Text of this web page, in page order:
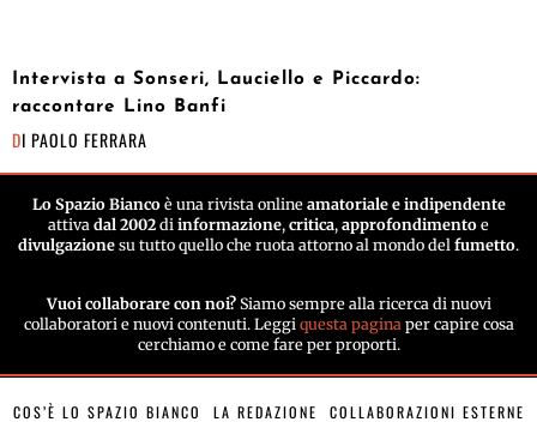
Intervista a Sonseri, Lauciello e Piccardo:
raccontare Lino Banfi
DI PAOLO FERRARA
Lo Spazio Biancoè una rivista online amatoriale e indipendente
attiva dal 2002 di informazione, critica, approfondimento e
divulgazione su tutto quello che ruota attorno al mondo del fumetto.
Vuoi collaborare con noi? Siamo sempre alla ricerca di nuovi
collaboratori e nuovi contenuti. Leggi questa pagina per capire cosa
cerchiamo e come fare per proporti.
COS’È LO SPAZIO BIANCO LA REDAZIONE COLLABORAZIONI ESTERNE